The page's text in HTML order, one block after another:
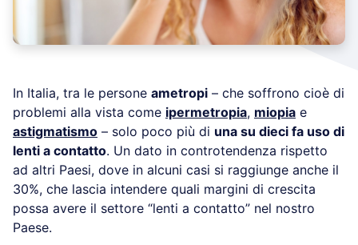
In Italia, tra le persone ametropi – che soffrono cioè di
problemi alla vista come ipermetropia, miopia e
astigmatismo – solo poco più di una su dieci fa uso di
lenti a contatto. Un dato in controtendenza rispetto
ad altri Paesi, dove in alcuni casi si raggiunge anche il
30%, che lascia intendere quali margini di crescita
possa avere il settore “lenti a contatto” nel nostro
Paese.